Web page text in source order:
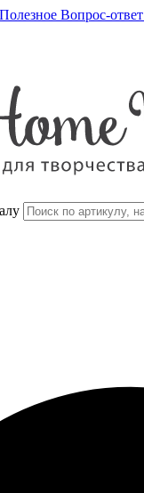
Полезное Вопрос-ответ